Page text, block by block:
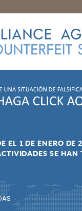
EL 1 DE ENERO DE
SE HAN